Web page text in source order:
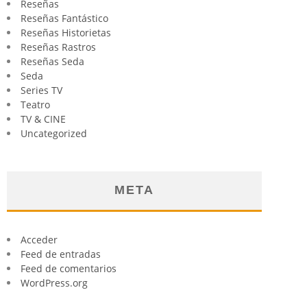
Reseñas
Reseñas Fantástico
Reseñas Historietas
Reseñas Rastros
Reseñas Seda
Seda
Series TV
Teatro
TV & CINE
Uncategorized
META
Acceder
Feed de entradas
Feed de comentarios
WordPress.org